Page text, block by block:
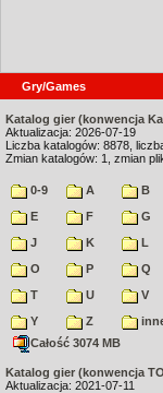
Gry/Games
Katalog gier (konwencja
Aktualizacja: 2026-07-19
Liczba katalogów: 8878,
Zmian katalogów: 1, zmian
0-9 A B
E
F G
J
K L
O
P Q
T
U V
Y
Z
Całość 3074 MB
Katalog gier (konwencja
Aktualizacja: 2021-07-11